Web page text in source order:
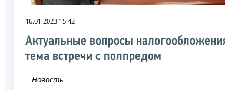
16.01.2023 15:42
Актуальные вопросы
тема встречи с полпредом
Новость